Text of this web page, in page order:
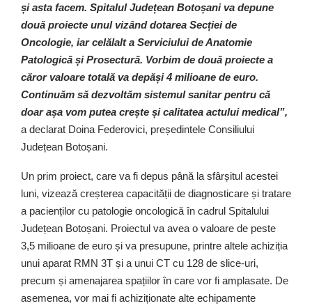
și asta facem. Spitalul Județean Botoșani va depune
două proiecte unul vizând dotarea Secției de
Oncologie, iar celălalt a Serviciului de Anatomie
Patologică și Prosectură. Vorbim de două proiecte a
căror valoare totală va depăși 4 milioane de euro.
Continuăm să dezvoltăm sistemul sanitar pentru că
doar așa vom putea crește și calitatea actului medical”,
a declarat Doina Federovici, președintele Consiliului
Județean Botoșani.
Un prim proiect, care va fi depus până la sfârșitul acestei
luni, vizează creșterea capacității de diagnosticare și tratare
a pacienților cu patologie oncologică în cadrul Spitalului
Județean Botoșani. Proiectul va avea o valoare de peste
3,5 milioane de euro și va presupune, printre altele achiziția
unui aparat RMN 3T și a unui CT cu 128 de slice-uri,
precum și amenajarea spațiilor în care vor fi amplasate. De
asemenea, vor mai fi achiziționate alte echipamente